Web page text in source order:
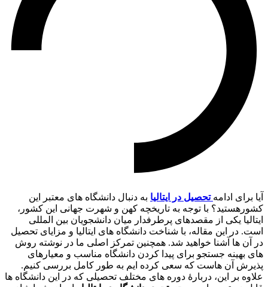
آیا برای ادامه تحصیل در ایتالیا به دنبال دانشگاه های معتبر این
کشورهستید؟ با توجه به تاریخچه کهن و شهرت جهانی این کشور،
ایتالیا یکی از مقصدهای پرطرفدار میان دانشجویان بین المللی
است. در این مقاله، با شناخت دانشگاه های ایتالیا و مزایای تحصیل
در آن ها آشنا خواهید شد. همچنین تمرکز اصلی ما در نوشته روش
های بهینه جستجو برای پیدا کردن دانشگاه مناسب و معیارهای
پذیرش آن هاست که سعی کرده ایم به طور کامل بررسی کنیم.
علاوه بر این، دربارۀ دوره های مختلف تحصیلی که در این دانشگاه ها